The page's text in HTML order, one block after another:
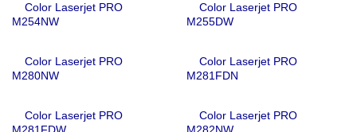
Color Laserjet PRO
M254NW
Color Laserjet PRO
M255DW
Color Laserjet PRO
M280NW
Color Laserjet PRO
M281FDN
Color Laserjet PRO
Color Laserjet PRO